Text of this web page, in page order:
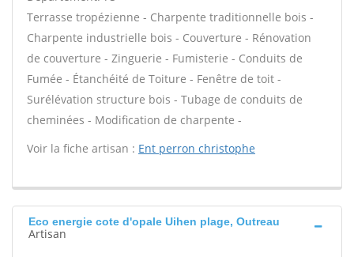
Terrasse tropézienne - Charpente traditionnelle bois -
Charpente industrielle bois - Couverture - Rénovation
de couverture - Zinguerie - Fumisterie - Conduits de
Fumée - Étanchéité de Toiture - Fenêtre de toit -
Surélévation structure bois - Tubage de conduits de
cheminées - Modification de charpente -
Voir la fiche artisan : Ent perron christophe
Eco energie cote d'opale Uihen plage, Outreau
Artisan